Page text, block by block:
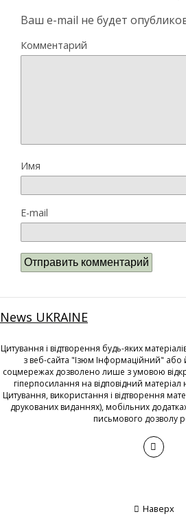
Ваш e-mail не будет
Комментарий
Имя
E-mail
News UKRAINE
Цитування і відтворення будь-яких
з веб-сайта "Ізюм Інформаційний" або
соцмережах дозволено лише з умовою
гіперпосилання на відповідний
Цитування, використання і відтворення
друкованих виданнях), мобільних
письмового дозволу
Наверх